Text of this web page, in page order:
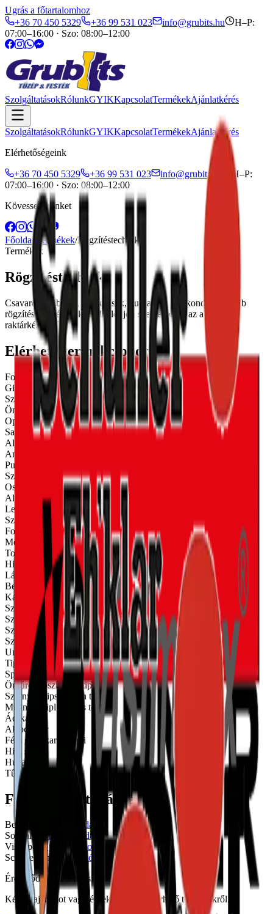
Ugrás a főtartalomhoz
+36 70 450 5329
+36 99 531 023 info@grubits.hu
H–P:
07:00–16:00 · Szo: 08:00–12:00
SzolgáltatásokRólunkGYIKKapcsolatTermékekAjánlatkérés
SzolgáltatásokRólunkGYIKKapcsolatTermékekAjánlatkérés
Elérhetőségeink
+36 70 450 5329 +36 99 531 023 info@grubits.hu
H–P:
07:00–16:00 · Szo: 08:00–12:00
Kövessen minket
Főoldal Termékek/Rögzítéstechnika
Termékek
Rögzítéstechnika
Csavarok, dűbelek, sarokvasak, purhabok, szilikonok és egyéb
rögzítési kiegészítők. Érdeklődjön személyesen az aktuális
raktárkészletről.
Elérhető termékcsoportok
Forgácslap csavarok
Gipszkarton csavarok
Szerkezetépítő csavarok
Önfurú csavarok
Opel csavarok
Sarokvasak
Alátétek
Anyák
Purhabok
Szilikonok
Oszloptalpak
Alapcsavarok
Lemezcsavarok
Szelemen csavarok
Fogópár csavarok
Menetes szár
Tokrögzítő csavarok
Hintahorog
Lámpahorog
Beütőék
Kábelkötegelő
Szigetelésrögzítő acél szeggel
Szigetelés rögzítő műanyag szeggel
Szigetelés rögzítő tányér
Szigetelésrögzítő tüske
Univerzális műanyag tipli
Tipli állványcsavarral
Spirál tipli hungarocellhez
Önfúró gipszkarton tipli
Szárnyas gipszkarton tipli
Műanyag tipli üreges téglába
Ácskapocs
Alapcsavar
Fém gipszkarton tipli
Hilti szalag
Huzalszeg
Tűzőkapocs
Forgalmazott márkák
Berner
Gyártó weboldala
SoudalGyártó weboldala
Visimpex
Gyártó weboldala
Schuller Eh'klar Gyártó weboldala
Érdeklődjön az árukészletről
Kérjen ajánlatot vagy érdeklődjön az elérhető termékekről.